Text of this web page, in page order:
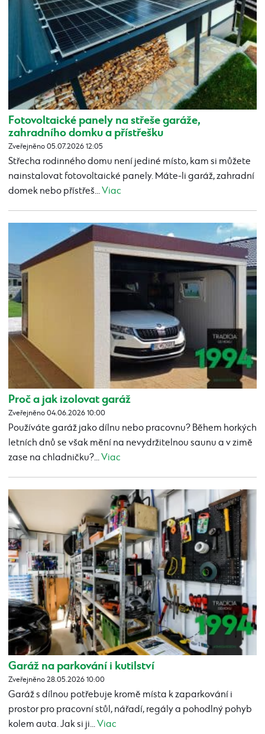
Fotovoltaické panely na střeše garáže,
zahradního domku a přístřešku
Zveřejněno 05.07.2026 12:05
Střecha rodinného domu není jediné místo, kam si můžete
nainstalovat fotovoltaické panely. Máte-li garáž, zahradní
domek nebo přístřeš...Viac
Proč a jak izolovat garáž
Zveřejněno 04.06.2026 10:00
Používáte garáž jako dílnu nebo pracovnu? Během horkých
letních dnů se však mění na nevydržitelnou saunu a v zimě
zase na chladničku?...Viac
Garáž na parkování i kutilství
Zveřejněno 28.05.2026 10:00
Garáž s dílnou potřebuje kromě místa k zaparkování i
prostor pro pracovní stůl, nářadí, regály a pohodlný pohyb
kolem auta. Jak si ji...Viac